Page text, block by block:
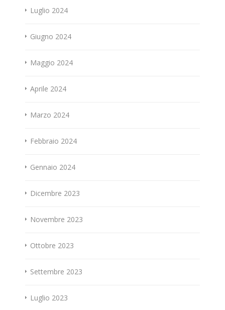
Luglio 2024
Giugno 2024
Maggio 2024
Aprile 2024
Marzo 2024
Febbraio 2024
Gennaio 2024
Dicembre 2023
Novembre 2023
Ottobre 2023
Settembre 2023
Luglio 2023